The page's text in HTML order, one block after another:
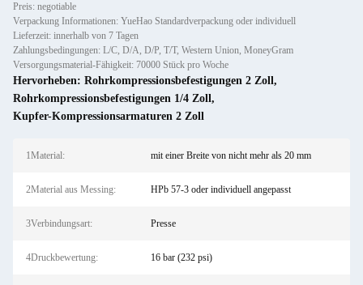
Preis: negotiable
Verpackung Informationen: YueHao Standardverpackung oder individuell
Lieferzeit: innerhalb von 7 Tagen
Zahlungsbedingungen: L/C, D/A, D/P, T/T, Western Union, MoneyGram
Versorgungsmaterial-Fähigkeit: 70000 Stück pro Woche
Hervorheben: Rohrkompressionsbefestigungen 2 Zoll,
Rohrkompressionsbefestigungen 1/4 Zoll,
Kupfer-Kompressionsarmaturen 2 Zoll
1Material: mit einer Breite von nicht mehr als 20 mm
2Material aus Messing: HPb 57-3 oder individuell angepasst
3Verbindungsart: Presse
4Druckbewertung: 16 bar (232 psi)